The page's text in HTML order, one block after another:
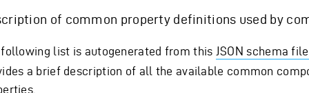
of common property definitions used by
following list is autogenerated from this JSON schema file
a brief description of all the available common